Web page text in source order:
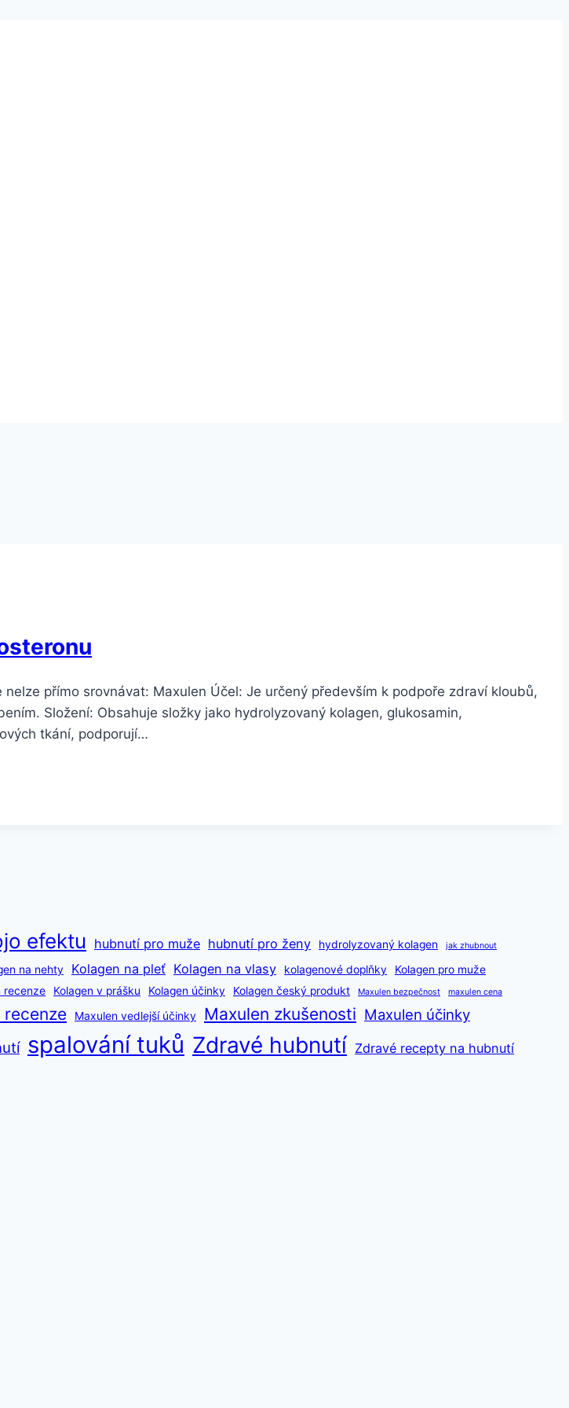
přímo srovnávat: Maxulen Účel: Je určený především k podpoře zdraví kloubů,
Složení: Obsahuje složky jako hydrolyzovaný kolagen, glukosamin,
tkání, podporují…
efektu hubnutí pro muže hubnutí pro ženy hydrolyzovaný kolagen jak zhubnout
na nehty Kolagen na pleť Kolagen na vlasy kolagenové doplňky
Kolagen pro muže
recenze Kolagen v prášku Kolagen účinky Kolagen český produkt Maxulen bezpečnost maxulen cena
recenze Maxulen vedlejší účinky Maxulen zkušenosti Maxulen účinky
spalování tuků Zdravé hubnutí Zdravé recepty na hubnutí